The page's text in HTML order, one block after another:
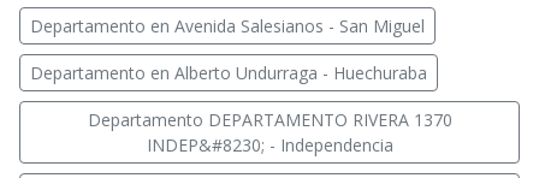
Departamento en Avenida Salesianos - San Miguel
Departamento en Alberto Undurraga - Huechuraba
Departamento DEPARTAMENTO RIVERA 1370
INDEP&#8230; - Independencia